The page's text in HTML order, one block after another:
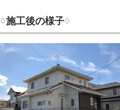
♢施工後の様子♢